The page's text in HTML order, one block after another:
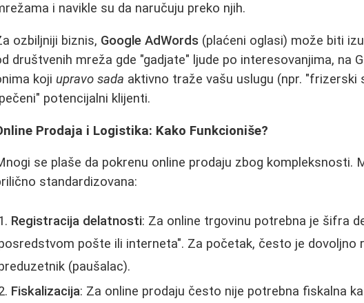
i navikle su da naručuju preko njih.
ozbiljniji biznis, Google AdWords (plaćeni oglasi) može biti
društvenih mreža gde "gadjate" ljude po interesovanjima, na
koji upravo sada aktivno traže vašu uslugu (npr. "frizerski
potencijalni klijenti.
Prodaja i Logistika: Kako Funkcioniše?
se plaše da pokrenu online prodaju zbog kompleksnosti.
standardizovana:
Registracija delatnosti: Za online trgovinu potrebna je šifra
pošte ili interneta". Za početak, često je dovoljno
(paušalac).
Fiskalizacija: Za online prodaju često nije potrebna fiskalna